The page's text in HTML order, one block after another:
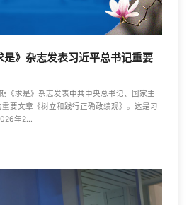
是》杂志发表习近平总书记重要
《求是》杂志发表中共中央总书记、国家主
要文章《树立和践行正确政绩观》。这是习
年2...